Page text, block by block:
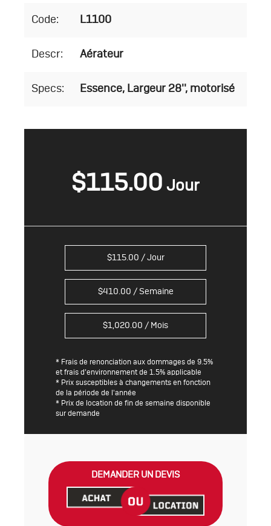
Code: L1100
Descr: Aérateur
Specs: Essence, Largeur 28'', motorisé
$115.00
$115.00 / Jour
$410.00 / Semaine
$1,020.00 / Mois
* Frais de renonciation aux dommages de 9.5%
et frais d’environnement de 1.5% applicable
* Prix susceptibles à changements en fonction
de la période de l'année
* Prix de location de fin de semaine disponible
sur demande
DEMANDER UN DEVIS